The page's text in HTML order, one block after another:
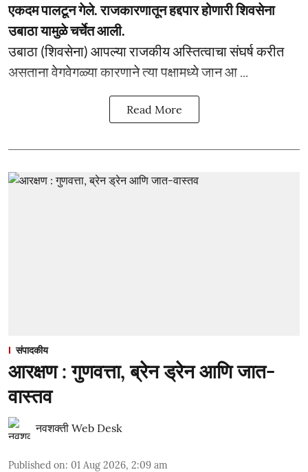
एकदम पालटून गेले. राजकारणातून हद्दपार होणारी शिवसेना
उबाठा यामुळे चर्चेत आली.
उबाठा (शिवसेना) आपल्या राजकीय अस्तित्वाचा संघर्ष करीत
असताना वेगवेगळ्या कारणाने त्या पक्षामध्ये जान आ ...
Read More
संपादकीय
आरक्षण : गुणवत्ता, ब्रेन ड्रेन आणि जात-
वास्तव
नवशक्ती Web Desk
Published on: 01 Aug 2026, 2:09 am